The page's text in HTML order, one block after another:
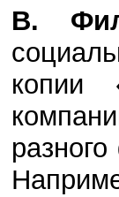
В.
копии